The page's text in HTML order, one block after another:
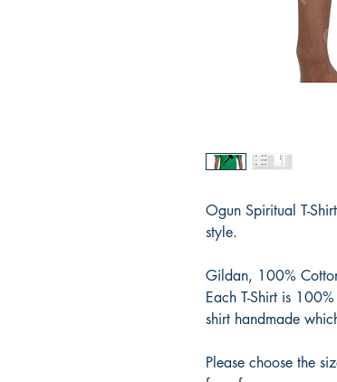
Ogun Spiritual T-
style.
Gildan, 100%
Each T-Shirt is
shirt handmade
Please choose the